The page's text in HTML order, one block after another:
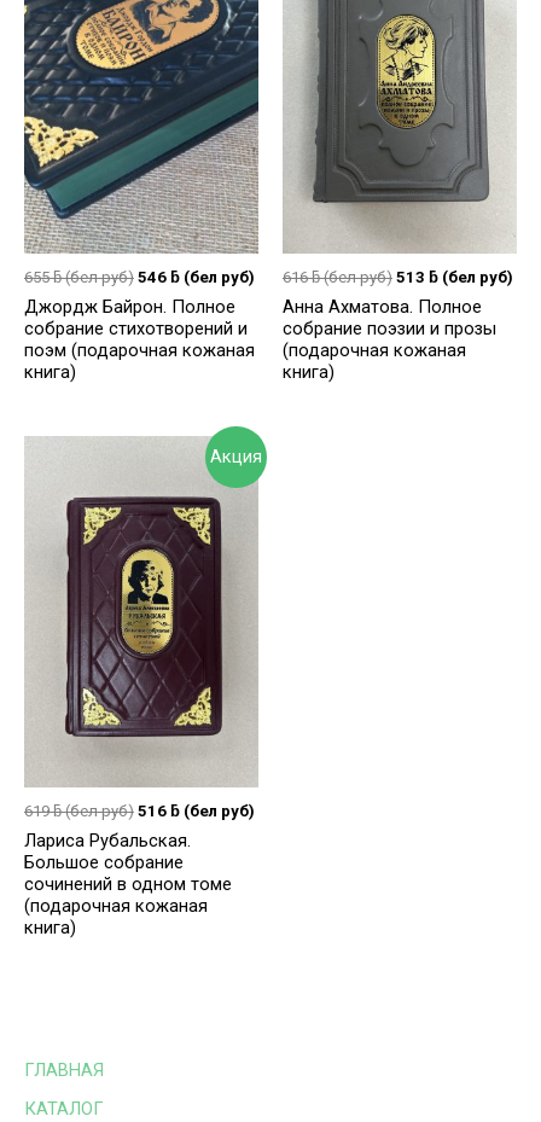
ГЛАВНАЯ
КАТАЛОГ
655ƃ(бел руб) 546 ƃ (бел руб)
Джордж Байрон. Полное
собрание стихотворений и
поэм (подарочная кожаная
книга)
616ƃ(бел руб) 513 ƃ (бел руб)
Анна Ахматова. Полное
собрание поэзии и прозы
(подарочная кожаная
книга)
Акция
619ƃ(бел руб) 516 ƃ (бел руб)
Лариса Рубальская.
Большое собрание
сочинений в одном томе
(подарочная кожаная
книга)